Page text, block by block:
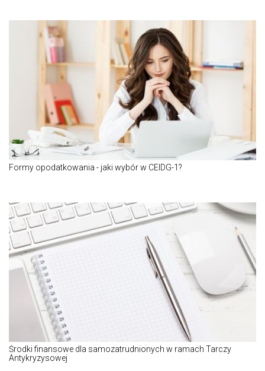
Formy opodatkowania - jaki wybór w CEIDG-1?
Środki finansowe dla samozatrudnionych w ramach Tarczy
Antykryzysowej